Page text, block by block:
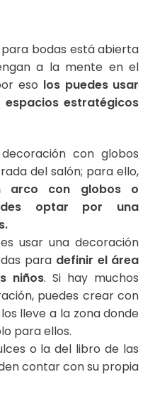
bodas está abierta
a la mente en el
eso los puedes usar
estratégicos
con globos
del salón; para ello,
arco con globos o
optar por una
usar una decoración
para definir el área
niños. Si hay muchos
puedes crear con
lleve a la zona donde
para ellos.
o la del libro de las
contar con su propia